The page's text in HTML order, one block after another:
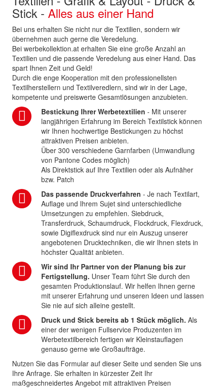
Stick - Alles aus einer Hand
Bei uns erhalten Sie nicht nur die Textilien, sondern wir
übernehmen auch gerne die Veredelung.
Bei werbekollektion.at erhalten Sie eine große Anzahl an
Textilien und die passende Veredelung aus einer Hand. Das
spart Ihnen Zeit und Geld!
Durch die enge Kooperation mit den professionellsten
Textilherstellern und Textilveredlern, sind wir in der Lage,
kompetente und preiswerte Gesamtlösungen anzubieten.
Bestickung Ihrer Werbetextilien - Mit unserer
langjährigen Erfahrung im Bereich Textilstick können
wir Ihnen hochwertige Bestickungen zu höchst
attraktiven Preisen anbieten.
Über 300 verschiedene Garnfarben (Umwandlung
von Pantone Codes möglich)
Als Direktstick auf Ihre Textilien oder als Aufnäher
bzw. Patch
Das passende Druckverfahren - Je nach Textilart,
Auflage und Ihrem Sujet sind unterschiedliche
Umsetzungen zu empfehlen. Siebdruck,
Transferdruck, Schaumdruck, Flockdruck, Flexdruck,
sowie Digiflexdruck sind nur ein Auszug unserer
angebotenen Drucktechniken, die wir Ihnen stets in
höchster Qualität anbieten.
Wir sind Ihr Partner von der Planung bis zur
Fertigstellung. Unser Team führt Sie durch den
gesamten Produktionslauf. Wir helfen Ihnen gerne
mit unserer Erfahrung und unseren Ideen und lassen
Sie nie auf sich alleine gestellt.
Druck und Stick bereits ab 1 Stück möglich. Als
einer der wenigen Fullservice Produzenten im
Werbetextilbereich fertigen wir Kleinstauflagen
genauso gerne wie Großaufträge.
Nutzen Sie das Formular auf dieser Seite und senden Sie uns
Ihre Anfrage. Sie erhalten in kürzester Zeit Ihr
maßgeschneidertes Angebot mit attraktiven Preisen